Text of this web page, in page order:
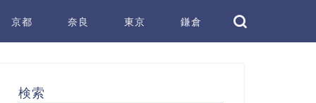
京都 奈良 東京 鎌倉
検索